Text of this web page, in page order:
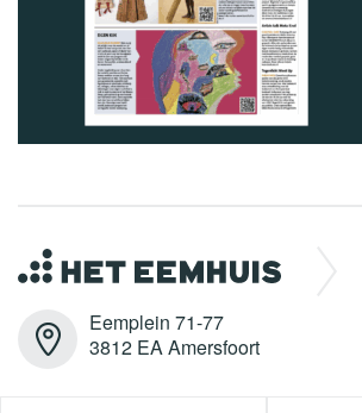
Eemplein 71-77
3812 EA Amersfoort